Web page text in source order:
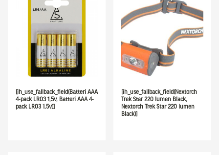
[ih_use_fallback_field(Batteri AAA
4-pack LR03 1,5v, Batteri AAA 4-
pack LR03 1,5v)]
[ih_use_fallback_field(Nextorch
Trek Star 220 lumen Black,
Nextorch Trek Star 220 lumen
Black)]